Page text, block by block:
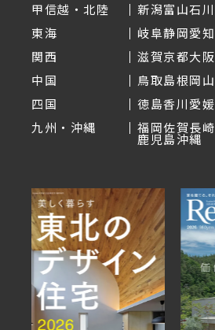
甲信越・北陸
新潟富山石川
東海
岐阜静岡愛知
関西
滋賀京都大阪
中国
鳥取島根岡山
四国
徳島香川愛媛
九州・沖縄
福岡佐賀長崎
鹿児島沖縄